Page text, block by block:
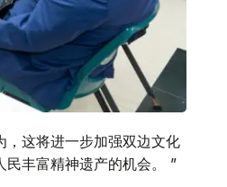
这将进一步加强双边文化
丰富精神遗产的机会。 ”